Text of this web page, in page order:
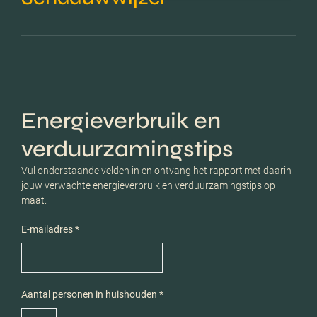
Energieverbruik en
verduurzamingstips
Vul onderstaande velden in en ontvang het rapport met daarin
jouw verwachte energieverbruik en verduurzamingstips op
maat.
E-mailadres *
Aantal personen in huishouden *